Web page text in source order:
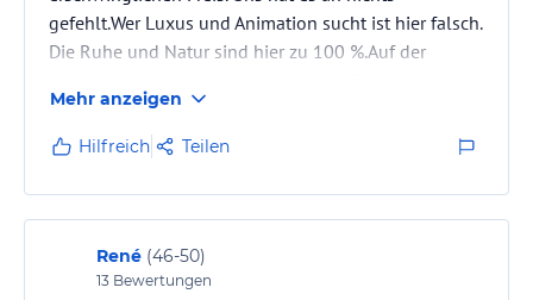
gefehlt.Wer Luxus und Animation sucht ist hier falsch.
Die Ruhe und Natur sind hier zu 100 %.Auf der
Vögel,Warane und Eichhörnchen.
Ich kann es auf jedenfalls weiterempfehlen
Mehr anzeigen
Hilfreich Teilen
René (46-50)
13 Bewertungen